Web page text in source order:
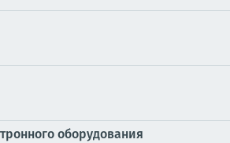
оборудования